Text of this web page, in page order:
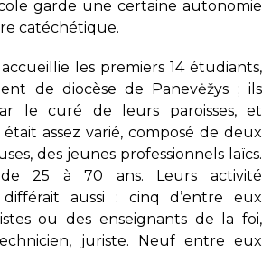
garde une certaine autonomie
catéchétique.
les premiers 14 étudiants,
de diocèse de Panevėžys ; ils
le curé de leurs paroisses, et
assez varié, composé de deux
des jeunes professionnels laïcs.
25 à 70 ans. Leurs activité
différait aussi : cinq d’entre eux
ou des enseignants de la foi,
juriste. Neuf entre eux